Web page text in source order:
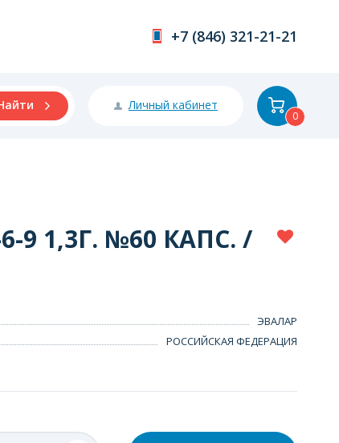
+7 (846) 321-21-21
Личный кабинет
0
1,3Г. №60 КАПС. /
ЭВАЛАР
РОССИЙСКАЯ ФЕДЕРАЦИЯ